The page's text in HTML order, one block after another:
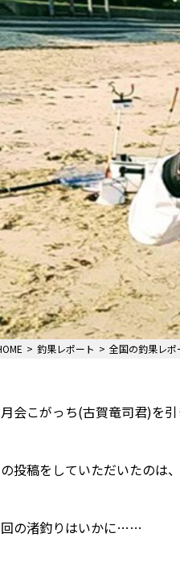
釣果レポート 全国の釣果レポ
会こがっち(古賀竜司君)を
投稿をしていただいたのは
の渚釣りはいかに……